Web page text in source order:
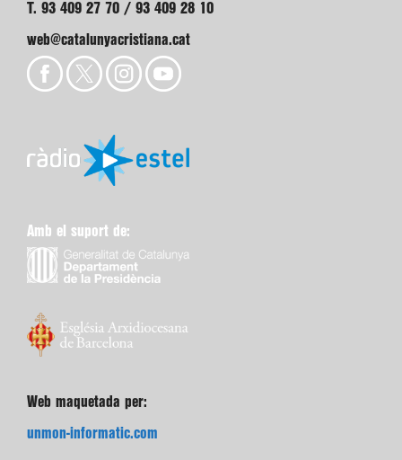
T. 93 409 27 70 / 93 409 28 10
web@catalunyacristiana.cat
Amb el suport de:
Web maquetada per:
unmon-informatic.com